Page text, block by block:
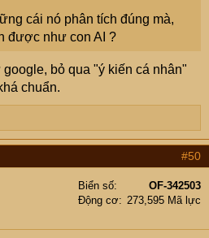
cái nó phân tích đúng mà,
được như con AI ?
bỏ qua "ý kiến cá nhân"
chuẩn.
#50
Biển số
OF-342503
Động cơ
273,595 Mã lực